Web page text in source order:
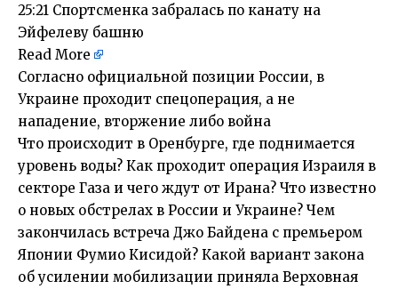
25:21 Спортсменка забралась по канату на
Эйфелеву башню
Read More
​Согласно официальной позиции России, в
Украине проходит спецоперация, а не
нападение, вторжение либо война
Что происходит в Оренбурге, где поднимается
уровень воды? Как проходит операция Израиля в
секторе Газа и чего ждут от Ирана? Что известно
о новых обстрелах в России и Украине? Чем
закончилась встреча Джо Байдена с премьером
Японии Фумио Кисидой? Какой вариант закона
об усилении мобилизации приняла Верховная